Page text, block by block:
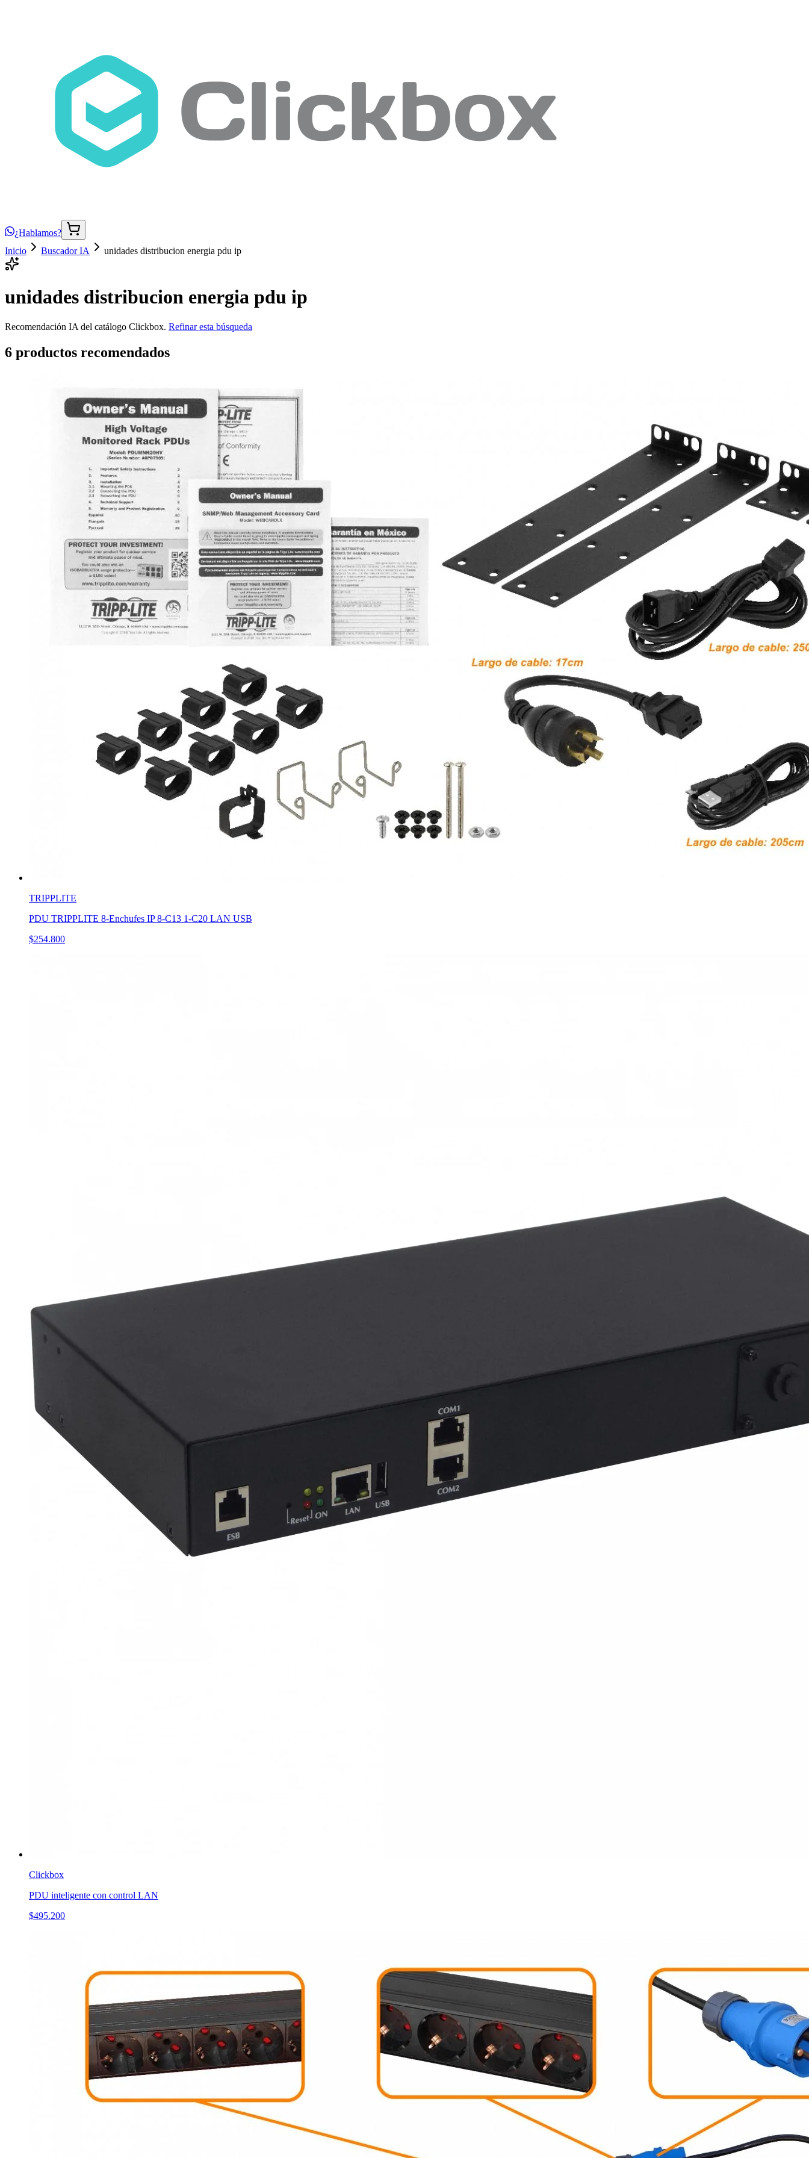
¿Hablamos?
Inicio
Buscador IA unidades distribucion energia pdu ip
unidades distribucion energia pdu ip
Recomendación IA del catálogo Clickbox. Refinar esta búsqueda
6 productos recomendados
TRIPPLITE
PDU TRIPPLITE 8-Enchufes IP 8-C13 1-C20 LAN USB
$254.800
Clickbox
PDU inteligente con control LAN
$495.200